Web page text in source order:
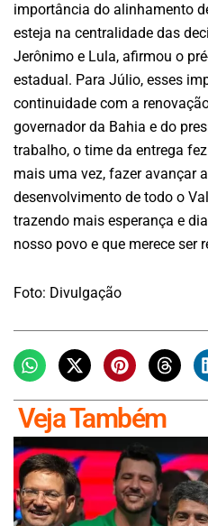
importância do alinhamento
esteja na centralidade das
Jerônimo e Lula, afirmou o
estadual. Para Júlio, esses
continuidade com a
governador da Bahia e do
trabalho, o time da entrega
mais uma vez, fazer avançar
desenvolvimento de todo o
trazendo mais esperança e
nosso povo e que merece ser
Foto: Divulgação
Veja Também